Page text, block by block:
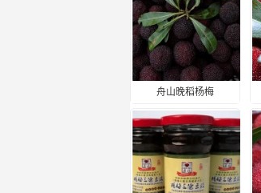
舟山晚稻杨梅